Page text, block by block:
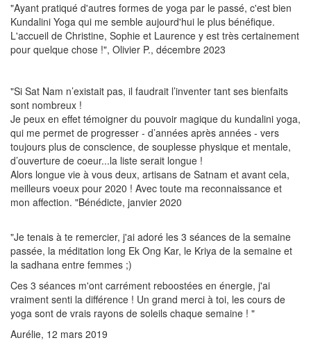
"Ayant pratiqué d'autres formes de yoga par le passé, c'est bien
Kundalini Yoga qui me semble aujourd'hui le plus bénéfique.
L'accueil de Christine, Sophie et Laurence y est très certainement
pour quelque chose !", Olivier P., décembre 2023
"Si Sat Nam n’existait pas, il faudrait l’inventer tant ses bienfaits
sont nombreux !
Je peux en effet témoigner du pouvoir magique du kundalini yoga,
qui me permet de progresser - d’années après années - vers
toujours plus de conscience, de souplesse physique et mentale,
d’ouverture de coeur...la liste serait longue !
Alors longue vie à vous deux, artisans de Satnam et avant cela,
meilleurs voeux pour 2020 ! Avec toute ma reconnaissance et
mon affection. "Bénédicte, janvier 2020
"Je tenais à te remercier, j'ai adoré les 3 séances de la semaine
passée, la méditation long Ek Ong Kar, le Kriya de la semaine et
la sadhana entre femmes ;)
Ces 3 séances m'ont carrément reboostées en énergie, j'ai
vraiment senti la différence ! Un grand merci à toi, les cours de
yoga sont de vrais rayons de soleils chaque semaine ! "
Aurélie, 12 mars 2019